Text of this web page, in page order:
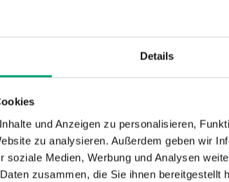
Details
und Anzeigen zu personalisieren,
zu analysieren. Außerdem geben wir
soziale Medien, Werbung und Analysen
zusammen, die Sie ihnen bereitgestellt
gem. WAREMA Farbwelt,
Integriert